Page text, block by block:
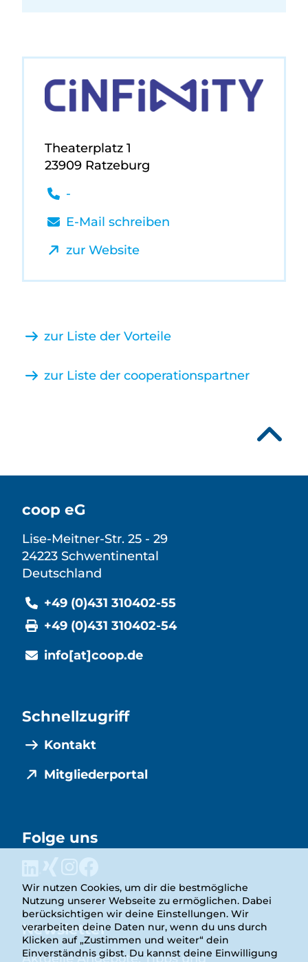
Wir nutzen Cookies, um dir die bestmögliche
Nutzung unserer Webseite zu ermöglichen. Dabei
berücksichtigen wir deine Einstellungen. Wir
verarbeiten deine Daten nur, wenn du uns durch
Klicken auf „Zustimmen und weiter“ dein
Einverständnis gibst. Du kannst deine Einwilligung
Theaterplatz 1
23909 Ratzeburg
-
E-Mail schreiben
zur Website
zur Liste der Vorteile
zur Liste der cooperationspartner
coop eG
Lise-Meitner-Str. 25 - 29
24223 Schwentinental
Deutschland
+49 (0)431 310402-55
+49 (0)431 310402-54
info[at]coop.de
Schnellzugriff
Kontakt
Mitgliederportal
Folge uns
Newsletter
Aktuelle Angebote, Tipps und